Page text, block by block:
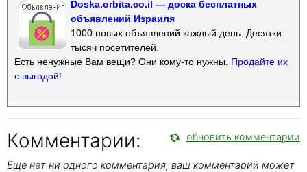
Doska.orbita.co.il — доска бесплатных
объявлений Израиля
1000 новых объявлений каждый день. Десятки
тысяч посетителей.
Есть ненужные Вам вещи? Они кому-то нужны. Продайте их
с выгодой!
Комментарии: обновить комментарии
Еще нет ни одного комментария, ваш комментарий может